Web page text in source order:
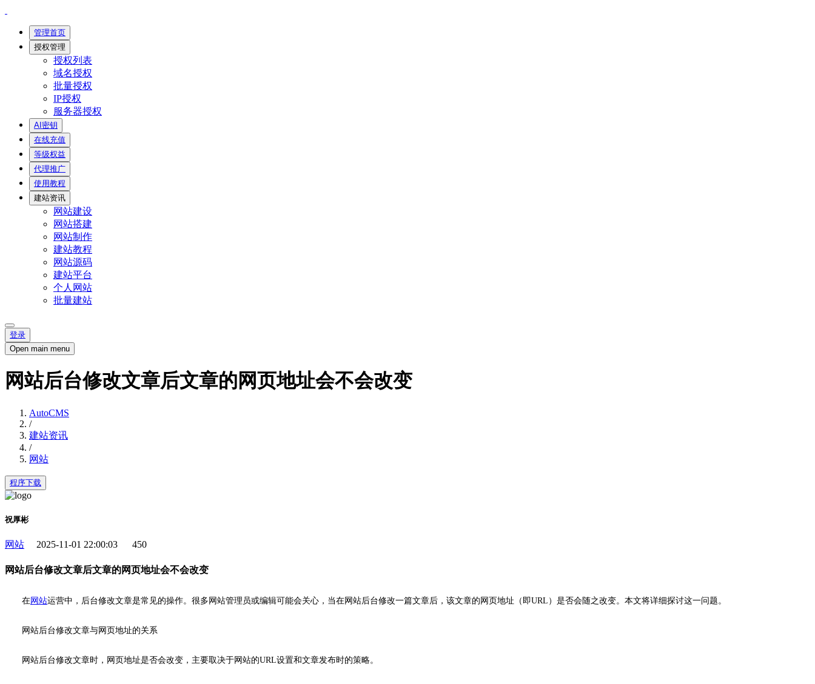
管理首页
授权管理
授权列表
域名授权
批量授权
IP授权
服务器授权
AI密钥
在线充值
等级权益
代理推广
使用教程
建站资讯
网站建设
网站搭建
网站制作
建站教程
网站源码
建站平台
个人网站
批量建站
登录
Open main menu
网站后台修改文章后文章的网页地址会不会改变
AutoCMS
/
建站资讯
/
网站
程序下载
祝厚彬
网站 2025-11-01 22:00:03 450
网站后台修改文章后文章的网页地址会不会改变
在网站运营中，后台修改文章是常见的操作。很多网站管理员或编辑可能会关心，当在网站后台修改一篇文章后，该文章的网页地址（即URL）是否会随之改变。本文将详细探讨这一问题。
网站后台修改文章与网页地址的关系
网站后台修改文章时，网页地址是否会改变，主要取决于网站的URL设置和文章发布时的策略。